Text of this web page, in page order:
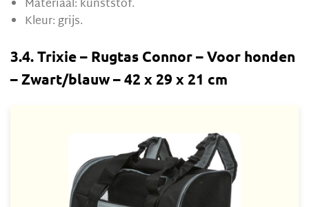
Materiaal: kunststof.
Kleur: grijs.
3.4. Trixie – Rugtas Connor – Voor honden
– Zwart/blauw – 42 x 29 x 21 cm